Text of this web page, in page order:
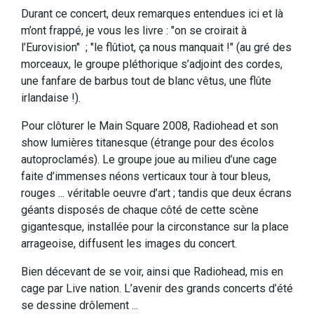
Durant ce concert, deux remarques entendues ici et là
m’ont frappé, je vous les livre : "on se croirait à
l’Eurovision" ; "le flûtiot, ça nous manquait !" (au gré des
morceaux, le groupe pléthorique s’adjoint des cordes,
une fanfare de barbus tout de blanc vêtus, une flûte
irlandaise !).
Pour clôturer le Main Square 2008, Radiohead et son
show lumières titanesque (étrange pour des écolos
autoproclamés). Le groupe joue au milieu d’une cage
faite d’immenses néons verticaux tour à tour bleus,
rouges ... véritable oeuvre d’art ; tandis que deux écrans
géants disposés de chaque côté de cette scène
gigantesque, installée pour la circonstance sur la place
arrageoise, diffusent les images du concert.
Bien décevant de se voir, ainsi que Radiohead, mis en
cage par Live nation. L’avenir des grands concerts d’été
se dessine drôlement ...